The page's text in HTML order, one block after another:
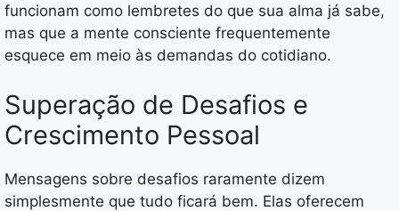
funcionam como lembretes do que sua alma já sabe,
mas que a mente consciente frequentemente
esquece em meio às demandas do cotidiano.
Superação de Desafios e
Crescimento Pessoal
Mensagens sobre desafios raramente dizem
simplesmente que tudo ficará bem. Elas oferecem